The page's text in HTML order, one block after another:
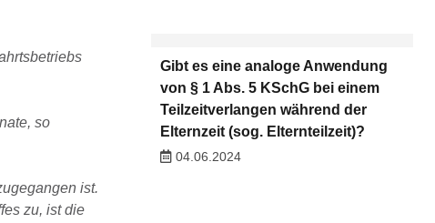
so
ist.
zu, ist die
Gibt es eine analoge Anwendung
von § 1 Abs. 5 KSchG bei einem
Teilzeitverlangen während der
Elternzeit (sog. Elternteilzeit)?
04.06.2024